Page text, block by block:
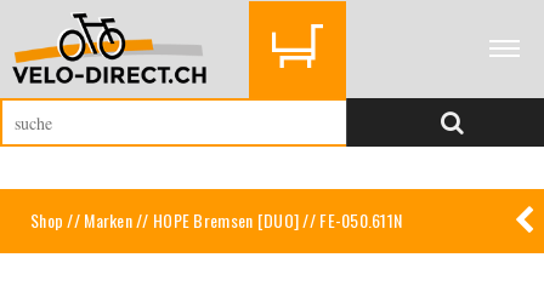
Shop//Marken// HOPE Bremsen [DUO]// FE-050.611N